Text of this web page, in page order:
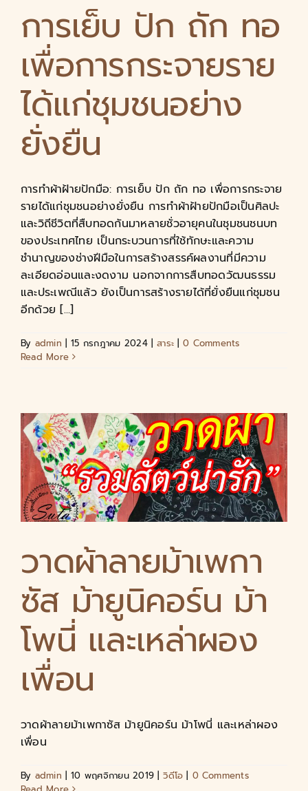
การเย็บ ปัก ถัก ทอ
เพื่อการกระจายราย
ได้แก่ชุมชนอย่าง
ยั่งยืน
การทำผ้าฝ้ายปักมือ: การเย็บ ปัก ถัก ทอ เพื่อการกระจาย
รายได้แก่ชุมชนอย่างยั่งยืน การทำผ้าฝ้ายปักมือเป็นศิลปะ
และวิถีชีวิตที่สืบทอดกันมาหลายชั่วอายุคนในชุมชนชนบท
ของประเทศไทย เป็นกระบวนการที่ใช้ทักษะและความ
ชำนาญของช่างฝีมือในการสร้างสรรค์ผลงานที่มีความ
ละเอียดอ่อนและงดงาม นอกจากการสืบทอดวัฒนธรรม
และประเพณีแล้ว ยังเป็นการสร้างรายได้ที่ยั่งยืนแก่ชุมชน
อีกด้วย [...]
By admin | 15 กรกฎาคม 2024 | สาระ | 0 Comments
Read More
วาดผ้าลายม้าเพกา
ซัส ม้ายูนิคอร์น ม้า
โพนี่ และเหล่าผอง
เพื่อน
วาดผ้าลายม้าเพกาซัส ม้ายูนิคอร์น ม้าโพนี่ และเหล่าผอง
เพื่อน
By admin | 10 พฤศจิกายน 2019 | วิดีโอ | 0 Comments